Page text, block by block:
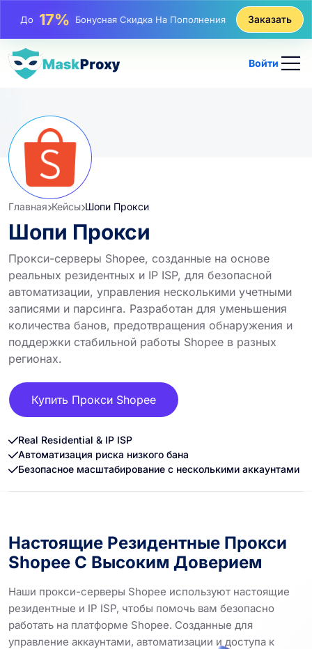
До25%Скидка На Статические Покупки IP
До81%
Заказать
Войти
Главная Кейсы Шопи Прокси
Шопи Прокси
Прокси-серверы Shopee, созданные на основе
реальных резидентных и IP ISP, для безопасной
автоматизации, управления несколькими учетными
записями и парсинга. Разработан для уменьшения
количества банов, предотвращения обнаружения и
поддержки стабильной работы Shopee в разных
регионах.
Купить Прокси Shopee
Real Residential & IP ISP
Автоматизация риска низкого бана
Безопасное масштабирование с несколькими аккаунтами
Настоящие Резидентные Прокси
Shopee С Высоким Доверием
Наши прокси-серверы Shopee используют настоящие
резидентные и IP ISP, чтобы помочь вам безопасно
работать на платформе Shopee. Созданные для
управление аккаунтами, автоматизации и доступа к